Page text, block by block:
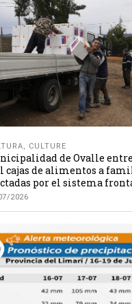
, CULTURE
de Ovalle
cajas de alimentos a
por el sistema
2026